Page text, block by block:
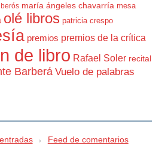
maría ángeles chavarría mesa
olé libros patricia crespo
premios premios de la crítica
de libro Rafael Soler recital
Barberá Vuelo de palabras
Feed de comentarios